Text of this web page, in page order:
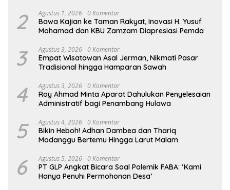
2 Agustus 1, 2026 0 Komentar
Bawa Kajian ke Taman Rakyat, Inovasi H. Yusuf
Mohamad dan KBU Zamzam Diapresiasi Pemda
3 Agustus 3, 2026 0 Komentar
Empat Wisatawan Asal Jerman, Nikmati Pasar
Tradisional hingga Hamparan Sawah
4 Agustus 3, 2026 0 Komentar
Roy Ahmad Minta Aparat Dahulukan Penyelesaian
Administratif bagi Penambang Hulawa
5 Agustus 4, 2026 0 Komentar
Bikin Heboh! Adhan Dambea dan Thariq
Modanggu Bertemu Hingga Larut Malam
6 Agustus 5, 2026 0 Komentar
PT GLP Angkat Bicara Soal Polemik FABA: ‘Kami
Hanya Penuhi Permohonan Desa’